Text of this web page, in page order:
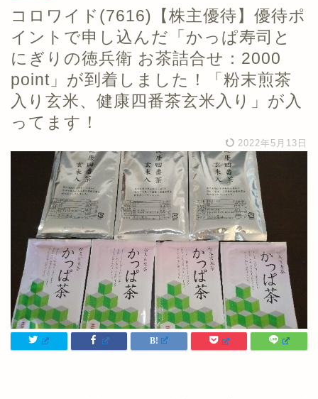
コロワイド(7616)【株主優待】優待ポ
イントで申し込んだ「かっぱ寿司と
にぎりの徳兵衛 お茶詰合せ：2000
point」が到着しました！「粉末煎茶
入り玄米、健康四番茶玄米入り」が入
ってます！
2022年5月13日